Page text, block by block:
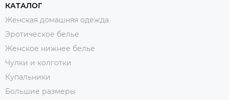
КАТАЛОГ
Женская домашняя одежда
Эротическое белье
Женское нижнее белье
Чулки и колготки
Купальники
Большие размеры